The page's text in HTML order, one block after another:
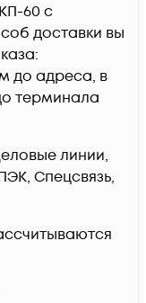
60 c
доставки вы
до адреса, в
терминала
линии,
Спецсвязь,